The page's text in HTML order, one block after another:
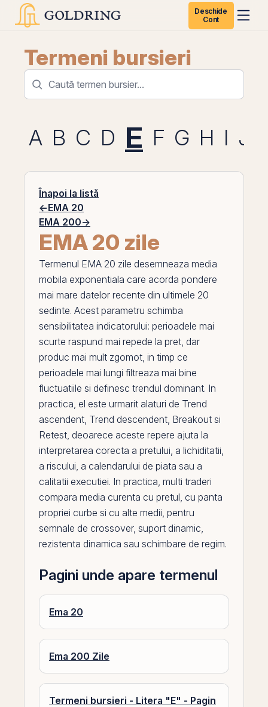
Deschide
Cont
Termeni bursieri
A B C D E F G H I J
Înapoi la listă
←EMA 20
EMA 200→
EMA 20 zile
Termenul EMA 20 zile desemneaza media
mobila exponentiala care acorda pondere
mai mare datelor recente din ultimele 20
sedinte. Acest parametru schimba
sensibilitatea indicatorului: perioadele mai
scurte raspund mai repede la pret, dar
produc mai mult zgomot, in timp ce
perioadele mai lungi filtreaza mai bine
fluctuatiile si definesc trendul dominant. In
practica, el este urmarit alaturi de Trend
ascendent, Trend descendent, Breakout si
Retest, deoarece aceste repere ajuta la
interpretarea corecta a pretului, a lichiditatii,
a riscului, a calendarului de piata sau a
calitatii executiei. In practica, multi traderi
compara media curenta cu pretul, cu panta
propriei curbe si cu alte medii, pentru
semnale de crossover, suport dinamic,
rezistenta dinamica sau schimbare de regim.
Pagini unde apare termenul
Ema 20
Ema 200 Zile
Termeni bursieri - Litera "E" - Pagin